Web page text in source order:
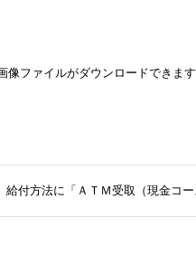
像ファイルがダウンロードできます
付方法に「ＡＴＭ受取（現金コ